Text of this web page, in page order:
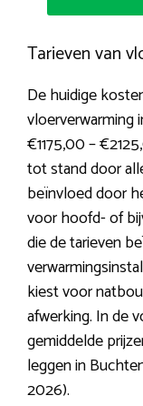
Tarieven van
De huidige
vloerverwarming
€1175,00 –
tot stand door
beïnvloed door
voor hoofd- of
die de tarieven
kiest voor
afwerking. In de
gemiddelde
leggen in
2026).